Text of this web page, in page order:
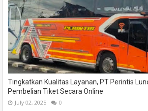
Tingkatkan Kualitas Layanan, PT Perintis
Pembelian Tiket Secara Online
July 02, 2025 0